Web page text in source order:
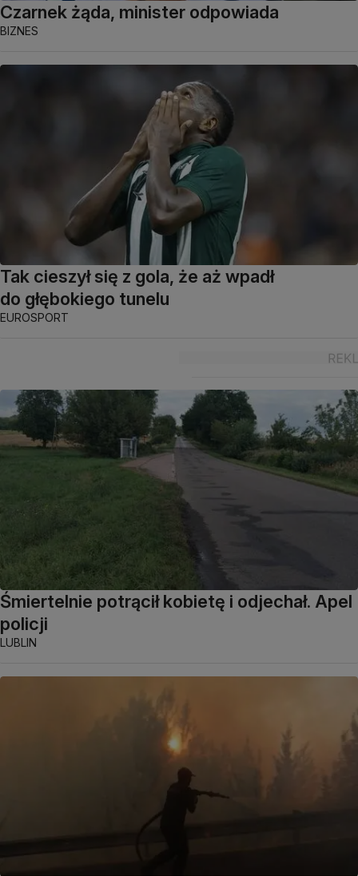
Czarnek żąda, minister odpowiada
BIZNES
Tak cieszył się z gola, że aż wpadł
do głębokiego tunelu
EUROSPORT
Śmiertelnie potrącił kobietę i odjechał. Apel
policji
LUBLIN